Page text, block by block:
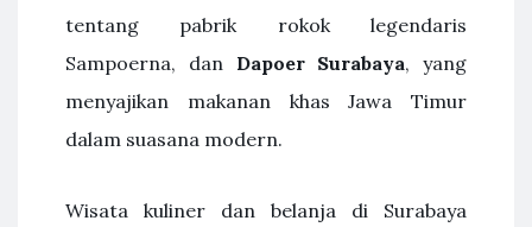
tentang pabrik rokok legendaris
Sampoerna, dan Dapoer Surabaya, yang
menyajikan makanan khas Jawa Timur
dalam suasana modern.
Wisata kuliner dan belanja di Surabaya